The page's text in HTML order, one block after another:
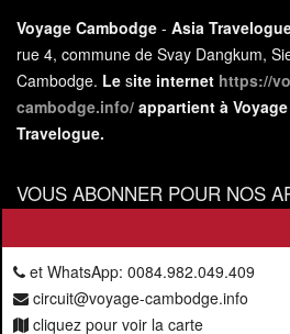
Voyage Cambodge - Asia
rue 4, commune de Svay Dangkum,
Cambodge. Le site internet https://
cambodge.info/ appartient à
Travelogue.
VOUS ABONNER POUR NOS
abonner
et WhatsApp: 0084.982.049.409
circuit@voyage-cambodge.info
cliquez pour voir la carte